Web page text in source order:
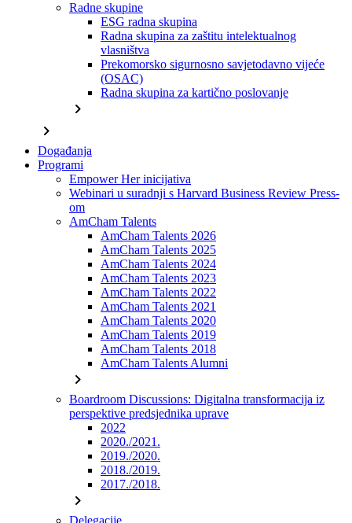
Radne skupine
ESG radna skupina
Radna skupina za zaštitu intelektualnog
vlasništva
Prekomorsko sigurnosno savjetodavno vijeće
(OSAC)
Radna skupina za kartično poslovanje
chevron_right
chevron_right
Događanja
Programi
Empower Her inicijativa
Webinari u suradnji s Harvard Business Review Press-
om
AmCham Talents
AmCham Talents 2026
AmCham Talents 2025
AmCham Talents 2024
AmCham Talents 2023
AmCham Talents 2022
AmCham Talents 2021
AmCham Talents 2020
AmCham Talents 2019
AmCham Talents 2018
AmCham Talents Alumni
chevron_right
Boardroom Discussions: Digitalna transformacija iz
perspektive predsjednika uprave
2022
2020./2021.
2019./2020.
2018./2019.
2017./2018.
chevron_right
Delegacije